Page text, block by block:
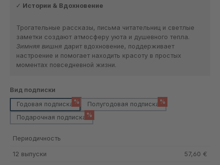
Истории & Вдохновение
Трогательные рассказы, письма читательниц и светлые
заметки создают атмосферу уюта и душевного тепла.
Зимняя вишнядарит вдохновение, поддерживает
настроение и помогает находить красоту в простых
моментах повседневной жизни.
Выберите
Вид подписки
Годовая подписка % Полугодовая подписка %
Подарочная подписка %
Периодичность
12 выпуски 57,60 €